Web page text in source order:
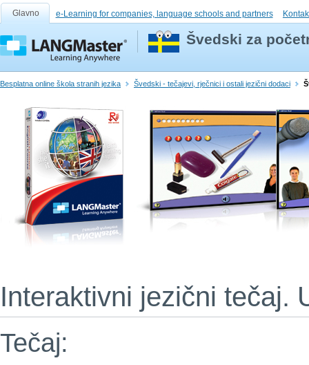
Glavno e-Learning for companies, language schools and partners
Švedski za
Besplatna online škola stranih jezika Švedski - tečajevi, rječnici i ostali jezični dodaci
Interaktivni jezični tečaj.
Tečaj: